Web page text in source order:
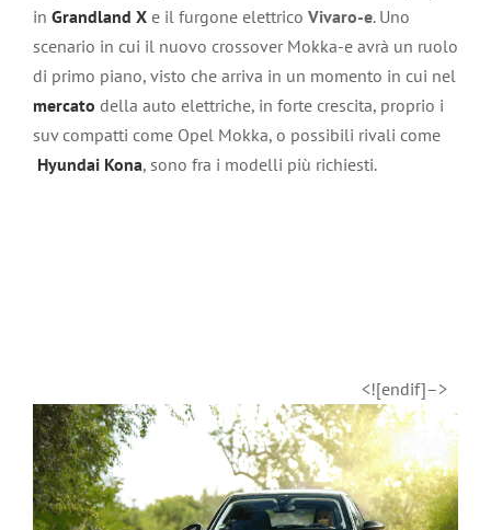
in Grandland X e il furgone elettrico Vivaro-e. Uno
scenario in cui il nuovo crossover Mokka-e avrà un ruolo
di primo piano, visto che arriva in un momento in cui nel
mercato della auto elettriche, in forte crescita, proprio i
suv compatti come Opel Mokka, o possibili rivali come
Hyundai Kona, sono fra i modelli più richiesti.
<![endif]–>